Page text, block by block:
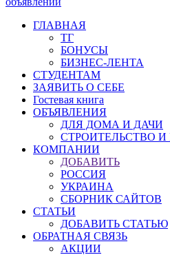
ГЛАВНАЯ
ТГ
БОНУСЫ
БИЗНЕС-ЛЕНТА
СТУДЕНТАМ
ЗАЯВИТЬ О СЕБЕ
Гостевая книга
ОБЪЯВЛЕНИЯ
ДЛЯ ДОМА И ДАЧИ
СТРОИТЕЛЬСТВО
КОМПАНИИ
ДОБАВИТЬ
РОССИЯ
УКРАИНА
СБОРНИК САЙТОВ
СТАТЬИ
ДОБАВИТЬ СТАТЬЮ
ОБРАТНАЯ СВЯЗЬ
АКЦИИ